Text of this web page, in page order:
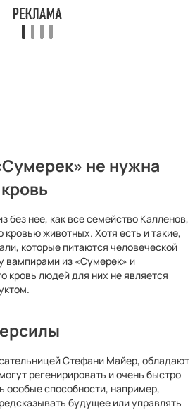
не нужна
без нее, как все семейство Калленов,
кровью животных. Хотя есть и такие,
которые питаются человеческой
вампирами из «Сумерек» и
кровь людей для них не является
Стефани Майер, обладают
регенирировать и очень быстро
особые способности, например,
будущее или управлять